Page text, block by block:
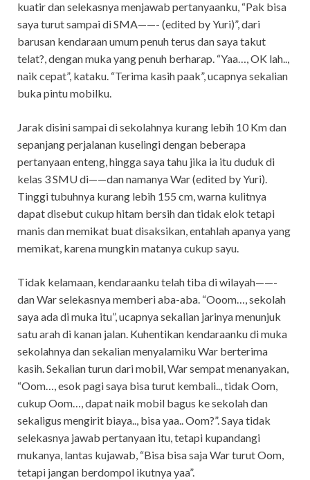
kuatir dan selekasnya menjawab pertanyaanku, “Pak bisa
saya turut sampai di SMA——- (edited by Yuri)”, dari
barusan kendaraan umum penuh terus dan saya takut
telat?, dengan muka yang penuh berharap. “Yaa…, OK lah..,
naik cepat”, kataku. “Terima kasih paak”, ucapnya sekalian
buka pintu mobilku.
Jarak disini sampai di sekolahnya kurang lebih 10 Km dan
sepanjang perjalanan kuselingi dengan beberapa
pertanyaan enteng, hingga saya tahu jika ia itu duduk di
kelas 3 SMU di——dan namanya War (edited by Yuri).
Tinggi tubuhnya kurang lebih 155 cm, warna kulitnya
dapat disebut cukup hitam bersih dan tidak elok tetapi
manis dan memikat buat disaksikan, entahlah apanya yang
memikat, karena mungkin matanya cukup sayu.
Tidak kelamaan, kendaraanku telah tiba di wilayah——-
dan War selekasnya memberi aba-aba. “Ooom…, sekolah
saya ada di muka itu”, ucapnya sekalian jarinya menunjuk
satu arah di kanan jalan. Kuhentikan kendaraanku di muka
sekolahnya dan sekalian menyalamiku War berterima
kasih. Sekalian turun dari mobil, War sempat menanyakan,
“Oom…, esok pagi saya bisa turut kembali.., tidak Oom,
cukup Oom…, dapat naik mobil bagus ke sekolah dan
sekaligus mengirit biaya.., bisa yaa.. Oom?”. Saya tidak
selekasnya jawab pertanyaan itu, tetapi kupandangi
mukanya, lantas kujawab, “Bisa bisa saja War turut Oom,
tetapi jangan berdompol ikutnya yaa”.